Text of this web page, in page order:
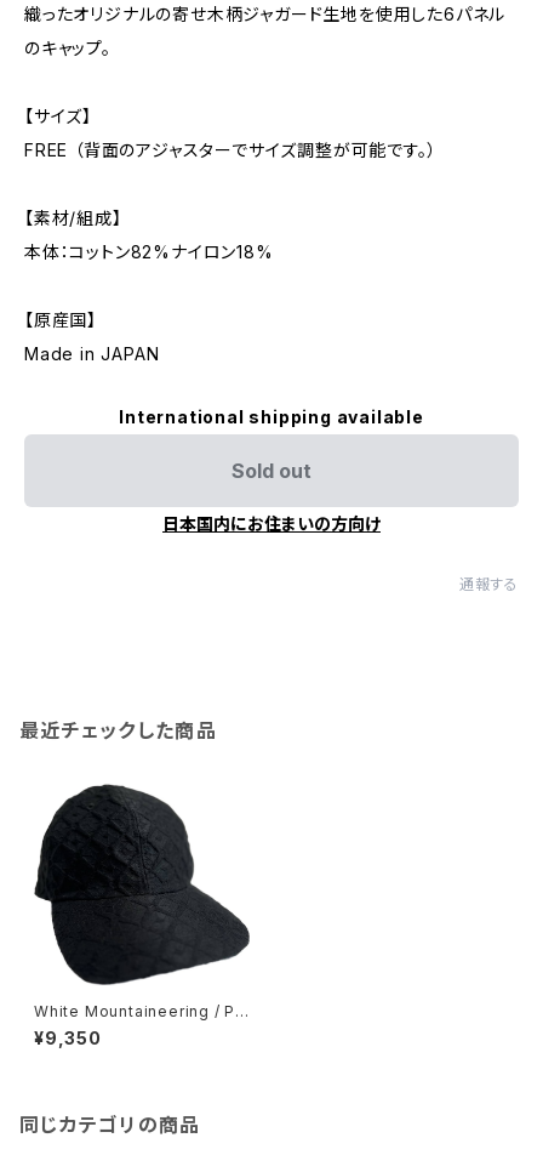
織ったオリジナルの寄せ木柄ジャガード生地を使用した6パネル
のキャップ。
【サイズ】
FREE （背面のアジャスターでサイズ調整が可能です。）
【素材/組成】
本体：コットン82%ナイロン18%
【原産国】
Made in JAPAN
International shipping available
Sold out
日本国内にお住まいの方向け
通報する
最近チェックした商品
White Mountaineering / PA
RQUET PATTERN JACQUA
RD 6PANEL CAP
¥9,350
同じカテゴリの商品